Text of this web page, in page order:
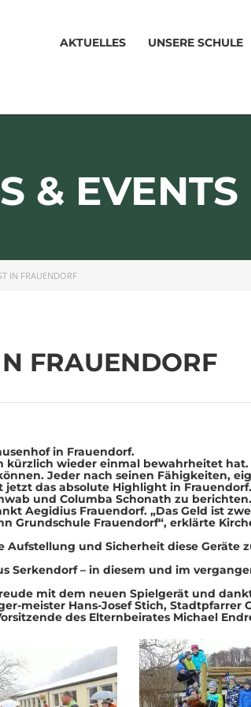
AKTUELLES UNSERE SCHULE
& EVENTS
IN FRAUENDORF
FRAUENDORF
in Frauendorf.
kürzlich wieder einmal bewahrheitet
Jeder nach seinen Fähigkeiten,
das absolute Highlight in
und Columba Schonath zu berichten.
Aegidius Frauendorf. „Das Geld ist
Grundschule Frauendorf“, erklärte
und Sicherheit diese Geräte
Serkendorf – in diesem und im
mit dem neuen Spielgerät und
meister Hans-Josef Stich, Stadtpfarrer
des Elternbeirates Michael